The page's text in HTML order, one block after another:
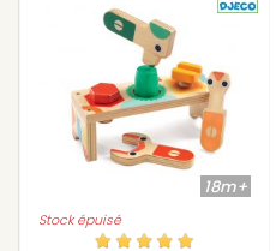
18m+
Stock épuisé